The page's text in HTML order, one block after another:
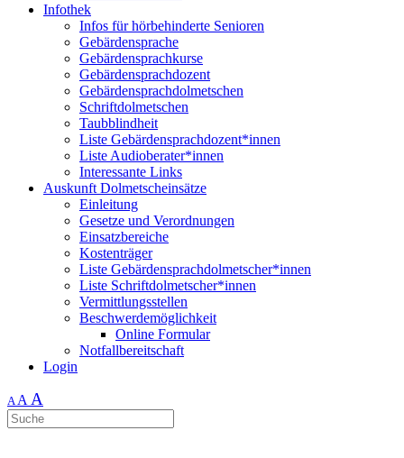
Infothek
Infos für hörbehinderte Senioren
Gebärdensprache
Gebärdensprachkurse
Gebärdensprachdozent
Gebärdensprachdolmetschen
Schriftdolmetschen
Taubblindheit
Liste Gebärdensprachdozent*innen
Liste Audioberater*innen
Interessante Links
Auskunft Dolmetscheinsätze
Einleitung
Gesetze und Verordnungen
Einsatzbereiche
Kostenträger
Liste Gebärdensprachdolmetscher*innen
Liste Schriftdolmetscher*innen
Vermittlungsstellen
Beschwerdemöglichkeit
Online Formular
Notfallbereitschaft
Login
AA A